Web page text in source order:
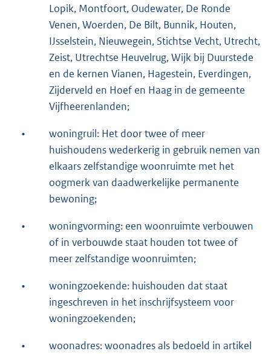
Lopik, Montfoort, Oudewater, De Ronde
Venen, Woerden, De Bilt, Bunnik, Houten,
IJsselstein, Nieuwegein, Stichtse Vecht, Utrecht,
Zeist, Utrechtse Heuvelrug, Wijk bij Duurstede
en de kernen Vianen, Hagestein, Everdingen,
Zijderveld en Hoef en Haag in de gemeente
Vijfheerenlanden;
•
woningruil: Het door twee of meer
huishoudens wederkerig in gebruik nemen van
elkaars zelfstandige woonruimte met het
oogmerk van daadwerkelijke permanente
bewoning;
•
woningvorming: een woonruimte verbouwen
of in verbouwde staat houden tot twee of
meer zelfstandige woonruimten;
•
woningzoekende: huishouden dat staat
ingeschreven in het inschrijfsysteem voor
woningzoekenden;
•
woonadres: woonadres als bedoeld in artikel